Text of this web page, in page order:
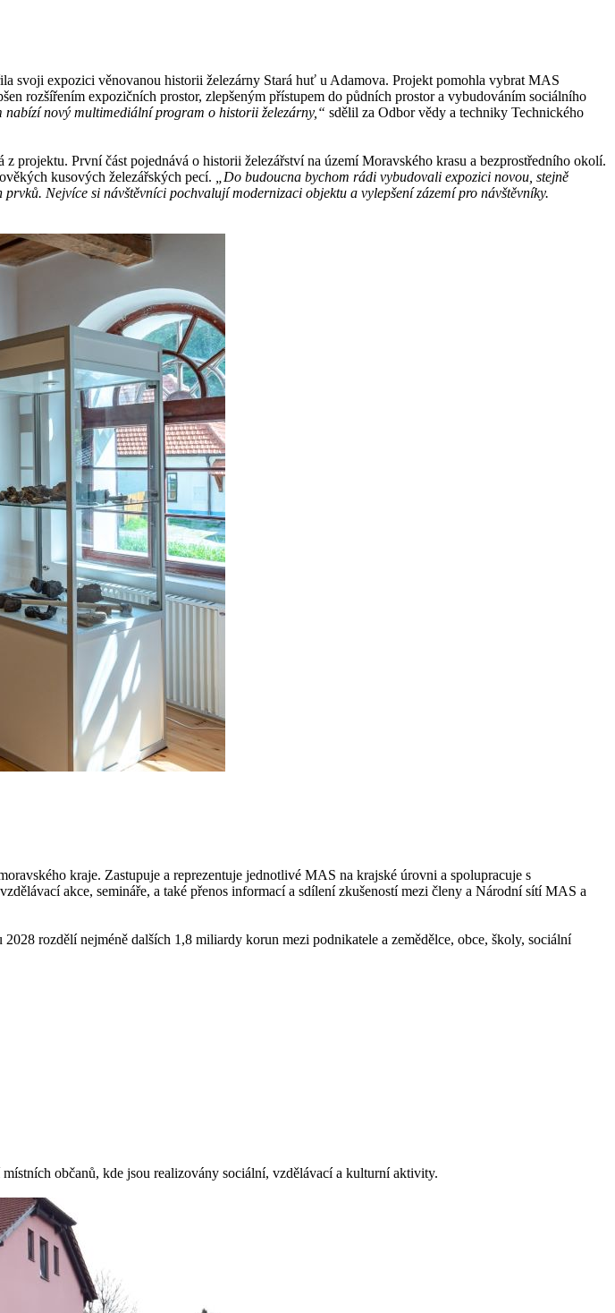
svoji expozici věnovanou historii železárny Stará huť u Adamova. Projekt pomohla vybrat MAS
rozšířením expozičních prostor, zlepšeným přístupem do půdních prostor a vybudováním sociálního
nový multimediální program o historii železárny,“ sdělil za Odbor vědy a techniky Technického
projektu. První část pojednává o historii železářství na území Moravského krasu a bezprostředního okolí.
kusových železářských pecí.
„Do budoucna bychom rádi vybudovali expozici novou, stejně
Nejvíce si návštěvníci pochvalují modernizaci objektu a vylepšení zázemí pro návštěvníky.
kraje. Zastupuje a reprezentuje jednotlivé MAS na krajské úrovni a spolupracuje s
akce, semináře, a také přenos informací a sdílení zkušeností mezi členy a Národní sítí MAS a
rozdělí nejméně dalších 1,8 miliardy korun mezi podnikatele a zemědělce, obce, školy, sociální
občanů, kde jsou realizovány sociální, vzdělávací a kulturní aktivity.